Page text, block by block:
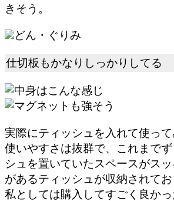
きそう。
どん・ぐりみ
仕切板もかなりしっかりしてる
実際にティッシュを入れて使って
使いやすさは抜群で、これまで
シュを置いていたスペースがス
があるティッシュが収納されてお
私としては購入してすごく良か